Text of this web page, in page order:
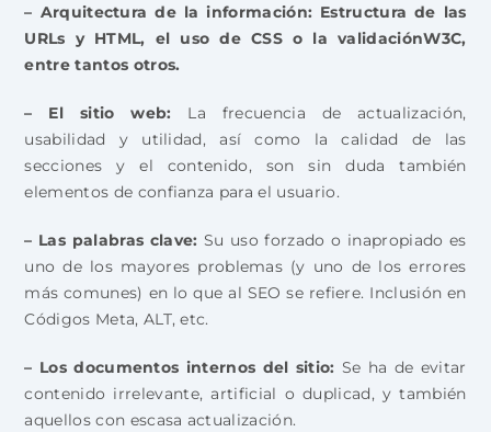
– Arquitectura de la información: Estructura de las
URLs y HTML, el uso de CSS o la validaciónW3C,
entre tantos otros.
– El sitio web: La frecuencia de actualización,
usabilidad y utilidad, así como la calidad de las
secciones y el contenido, son sin duda también
elementos de confianza para el usuario.
– Las palabras clave: Su uso forzado o inapropiado es
uno de los mayores problemas (y uno de los errores
más comunes) en lo que al SEO se refiere. Inclusión en
Códigos Meta, ALT, etc.
– Los documentos internos del sitio: Se ha de evitar
contenido irrelevante, artificial o duplicad, y también
aquellos con escasa actualización.